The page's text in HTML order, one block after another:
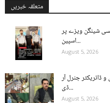
متعلقہ خبریں
شینگن ویزے پر
اسپین...
August 5, 2026
ڈائریکٹر جنرل آر
ڈی...
August 5, 2026